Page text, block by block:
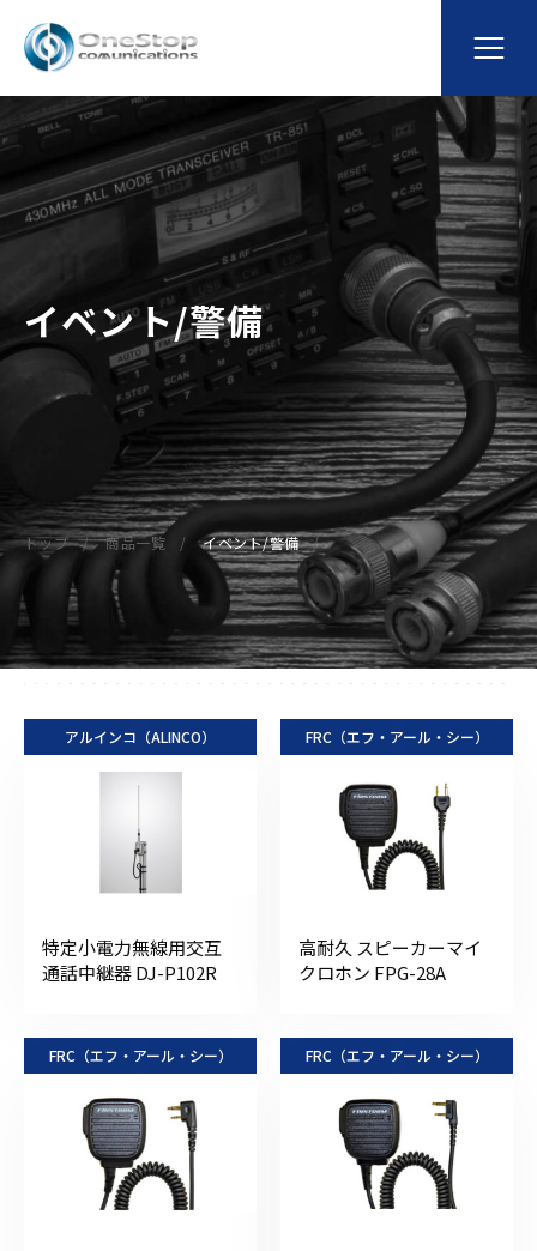
イベント/警備
トップ 商品一覧 イベント/警備
アルインコ（ALINCO）
特定小電力無線用交互
通話中継器 DJ-P102R
FRC（エフ・アール・シー）
高耐久 スピーカーマイ
クロホン FPG-28A
FRC（エフ・アール・シー） FRC（エフ・アール・シー）